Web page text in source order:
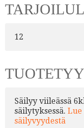
12
Säilyy viileässä
säilytyksessä. Lue
säilyvyydestä